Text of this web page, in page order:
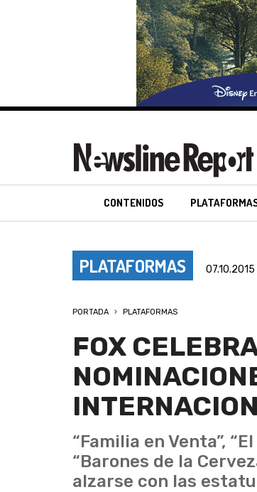
CONTENIDOS
PLATAFORMAS
PORTADA PLATAFORMAS
FOX
“Familia en Venta”,
“Barones de la
alzarse con las